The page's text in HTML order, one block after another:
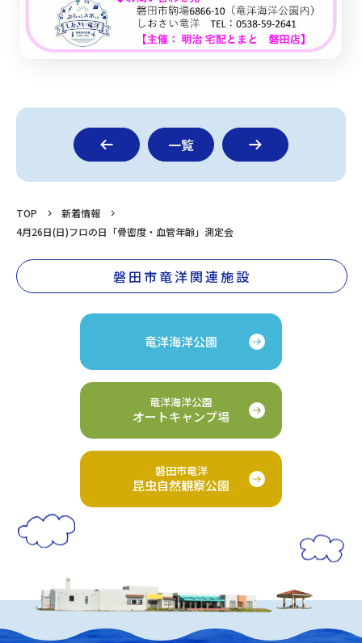
一覧
TOP
新着情報
4月26日(日)フロの日「骨密度・血管年齢」測定会
磐田市竜洋関連施設
竜洋海洋公園
竜洋海洋公園
オートキャンプ場
磐田市竜洋
昆虫自然観察公園